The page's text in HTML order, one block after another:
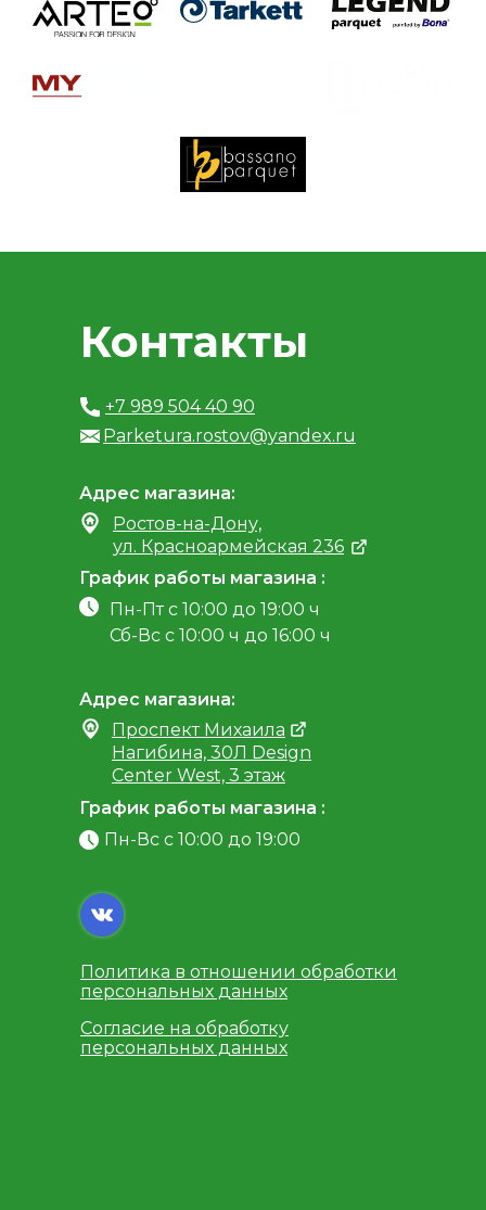
Контакты
График работы магазина :
+7 989 504 40 90
Parketura.rostov@yandex.ru
Ростов-на-Дону,
ул. Красноармейская 236
Пн-Пт с 10:00 до 19:00 ч
Сб-Вс с 10:00 ч до 16:00 ч
Проспект Михаила
Нагибина, 30Л Design
Center West, 3 этаж
График работы магазина :
Пн-Вс с 10:00 до 19:00
Адрес магазина:
Адрес магазина:
Согласие на обработку
персональных данных
Политика в отношении обработки
персональных данных